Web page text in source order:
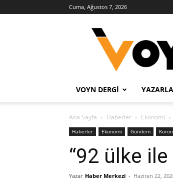
Cuma, Ağustos 7, 2026
VOYN DERGI
Ana Sayfa Haberler Ekonomi
Haberler Ekonomi Gündem
“92 ülke
Yazar Haber Merkezi - Haziran 22,